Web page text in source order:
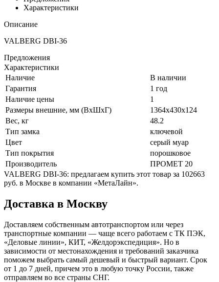
Характеристики
Описание
VALBERG DBI-36
Предложения
Характеристики
Наличие
В наличии
Гарантия
1 год
Наличие цены
1
Размеры внешние, мм (ВхШхГ)
1364x430x124
Вес, кг
48.2
Тип замка
ключевой
Цвет
серый муар
Тип покрытия
порошковое
Производитель
ПРОМЕТ 20
VALBERG DBI-36: предлагаем купить этот товар за 102663
руб. в Москве в компании «МетаЛайн».
Доставка в Москву
Доставляем собственным автотранспортом или через
транспортные компании — чаще всего работаем с ТК ПЭК,
«Деловые линии», КИТ, «Желдорэкспедиция». Но в
зависимости от местонахождения и требований заказчика
поможем выбрать самый дешевый и быстрый вариант. Срок
от 1 до 7 дней, причем это в любую точку России, также
отправляем во все страны СНГ.